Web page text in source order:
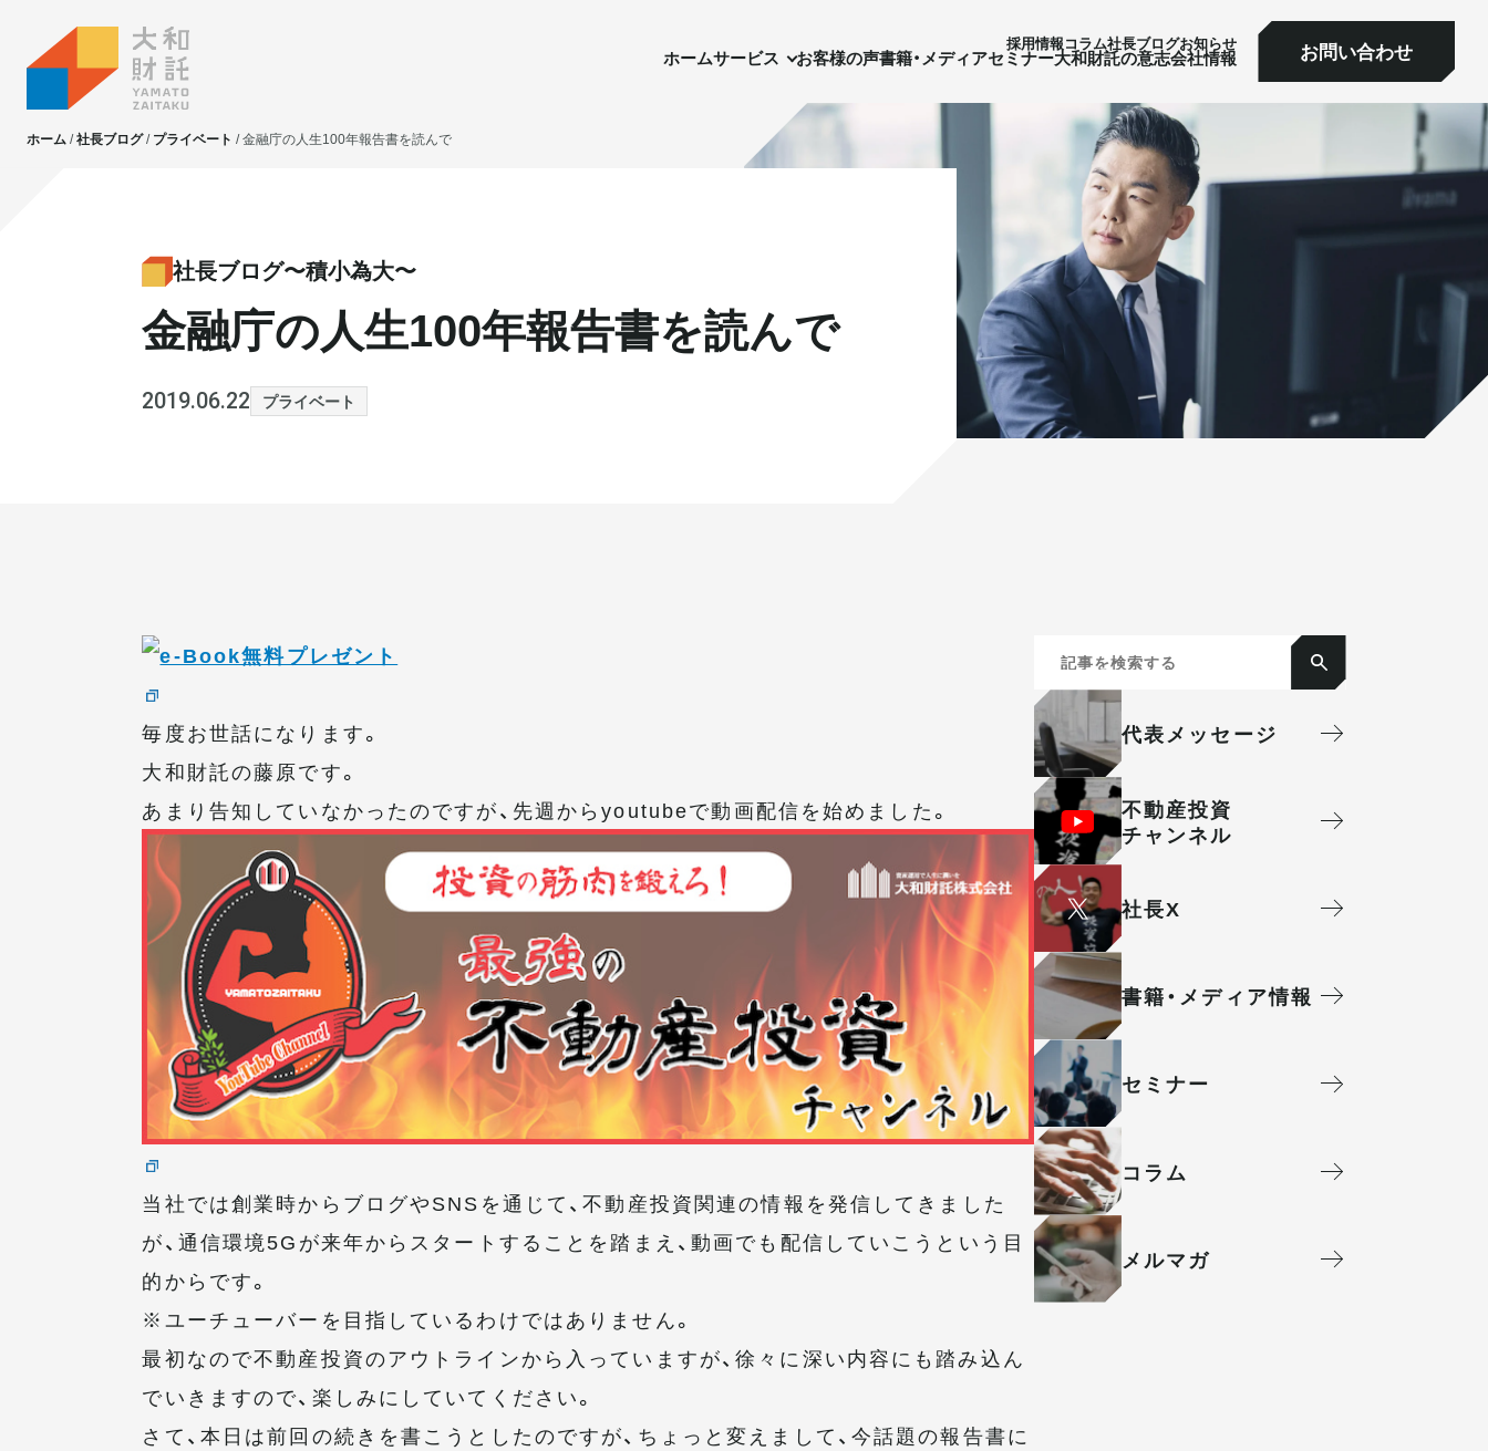
採⽤情報コラム社⻑ブログお知らせ
ホームサービス お客様の声書籍・メディアセミナー大和財託の意志会社情報 お問い合わせ
サービス一覧へ
不動産投資
賃貸管理
土地活用
実需用戸建・マンション
ホテル事業
大和財託独自の
サービス一覧へ
不動産投資
賃貸管理
土地活用
実需用戸建・マンション
ホテル事業
ホーム サービス お客様の声書籍・メディアセミナー大和財託の意志会社情報 お問い合わせ
ホーム 社長ブログ プライベート 金融庁の人生100年報告書を読んで
社長ブログ〜積小為大〜
金融庁の人生100年報告書を読んで
2019.06.22 プライベート
毎度お世話になります。
大和財託の藤原です。
あまり告知していなかったのですが、先週からyoutubeで動画配信を始めました。
当社では創業時からブログやSNSを通じて、不動産投資関連の情報を発信してきました
が、通信環境5Gが来年からスタートすることを踏まえ、動画でも配信していこうという目
的からです。
※ユーチューバーを目指しているわけではありません。
最初なので不動産投資のアウトラインから入っていますが、徐々に深い内容にも踏み込ん
でいきますので、楽しみにしていてください。
さて、本日は前回の続きを書こうとしたのですが、ちょっと変えまして、今話題の報告書に
代表メッセージ
不動産投資
チャンネル
社⻑X
書籍・メディア情報
セミナー
コラム
メルマガ